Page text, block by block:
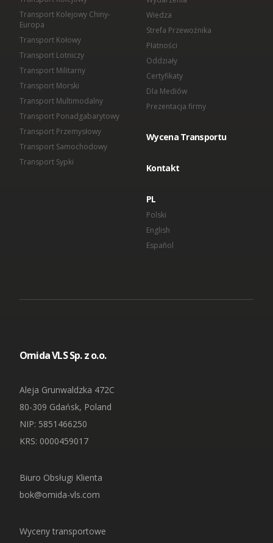
Transport Kolejowy Chiny-
Europa
Transport Kołowy
Transport Lotniczy
Transport Militarny
Transport Morski
Transport Multimodalny
Transport Ponadgabarytowy
Transport Przemysłowy
Transport Samochodowy
Transport Sypki
Wiedza
Strefa Przewoźnika
Płatności
Oddziały
Certyfikaty
Dla Mediów
Prezentacja firmy
Wycena Transportu
Kontakt
PL
Polski
English
Español
Omida VLS Sp. z o.o.
Aleja Grunwaldzka 472C
80-309 Gdańsk, Poland
NIP: 5851466250
KRS: 0000459017
Biuro Obsługi Klienta
bok@omida-vls.com
Wyceny transportowe